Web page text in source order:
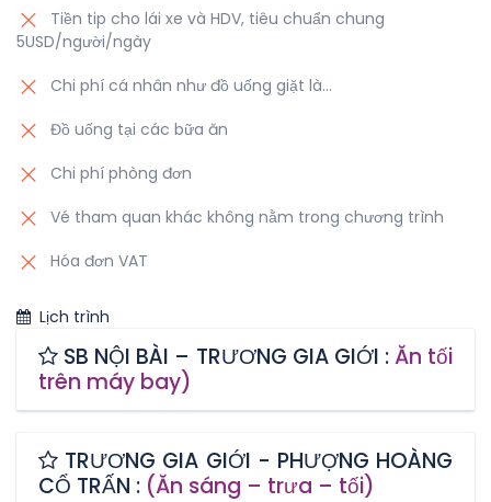
Tiền tip cho lái xe và HDV, tiêu chuẩn chung
5USD/người/ngày
Chi phí cá nhân như đồ uống giặt là...
Đồ uống tại các bữa ăn
Chi phí phòng đơn
Vé tham quan khác không nằm trong chương trình
Hóa đơn VAT
Lịch trình
SB NỘI BÀI – TRƯƠNG GIA GIỚI :Ăn tối
trên máy bay)
TRƯƠNG GIA GIỚI - PHƯỢNG HOÀNG
CỔ TRẤN : (Ăn sáng – trưa – tối)